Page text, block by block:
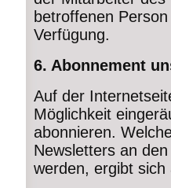
betroffenen
Verfügung.
6. Abonnement
Auf der
Möglichkeit
abonnieren.
Newsletters an
werden, ergibt